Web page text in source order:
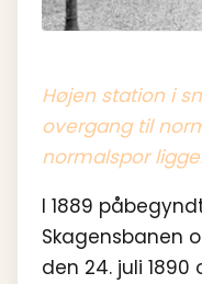
Højen station i
overgang til
normalspor
I 1889
Skagensbanen
den 24. juli 1890